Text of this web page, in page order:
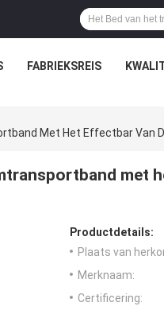
FABRIEKSREIS
Met Het Effectbar Van
met
Productdetails:
Plaats van
Merknaam:
Certificering: